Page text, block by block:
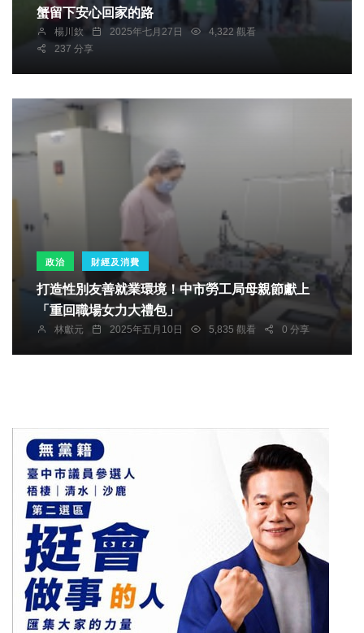
蟹留下安心回家的路
楊川欽 2025年七月27日
4,322 觀看
237 分享
政治 財經及消費
打造性別友善就業環境！中市勞工局母親節獻上
「重回職場女力大禮包」
林獻元 2025年五月10日 5,835 觀看 0 分享